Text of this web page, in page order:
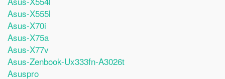
Asus-X555l
Asus-X70i
Asus-X75a
Asus-X77v
Asus-Zenbook-Ux333fn-A3026t
Asuspro